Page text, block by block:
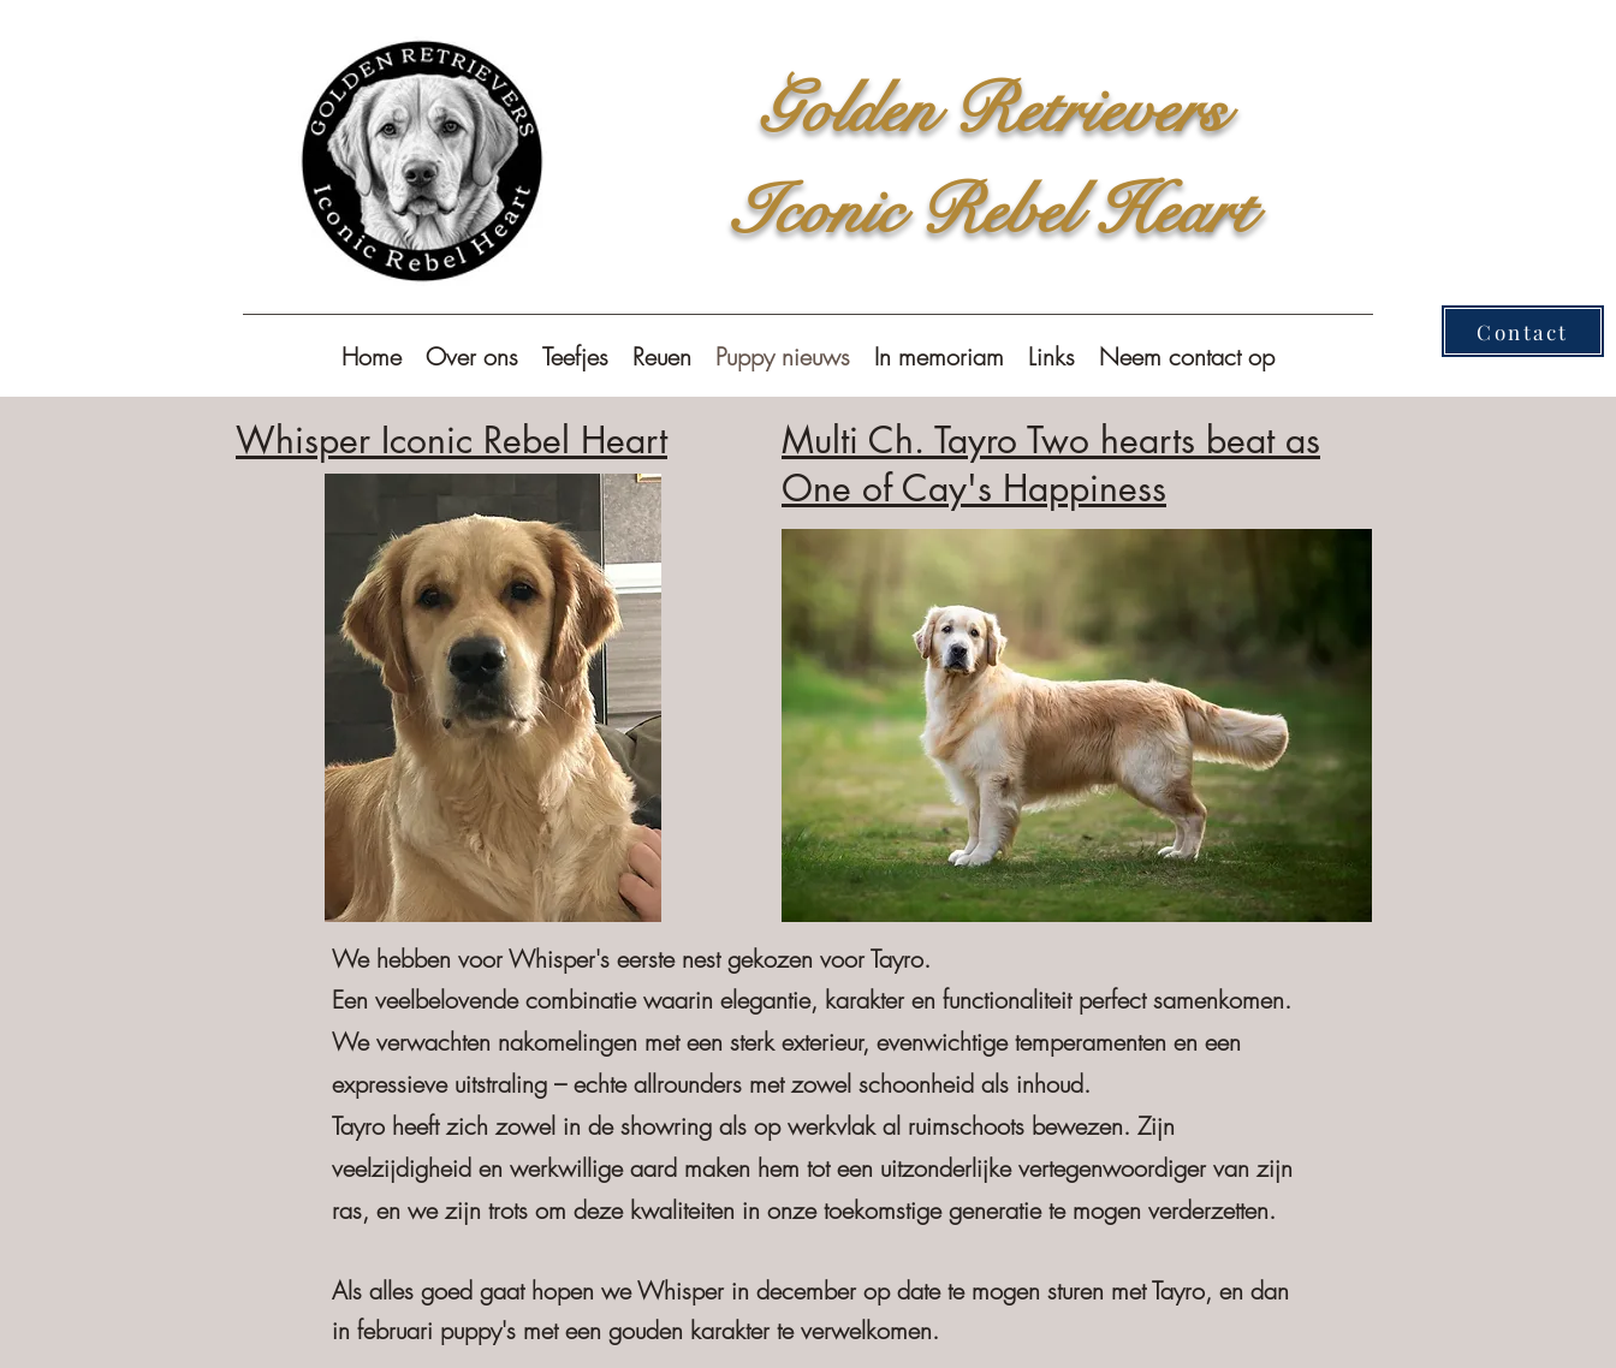
Golden Retrievers
Iconic Rebel Heart
Home Over ons Teefjes Reuen Puppy nieuws In memoriam Links Neem contact op
Contact
Whisper Iconic Rebel Heart
Multi Ch. Tayro Two hearts beat as
One of Cay's Happiness
We hebben voor Whisper's eerste nest gekozen voor Tayro.
Een veelbelovende combinatie waarin elegantie, karakter en functionaliteit perfect samenkomen.
We verwachten nakomelingen met een sterk exterieur, evenwichtige temperamenten en een
expressieve uitstraling – echte allrounders met zowel schoonheid als inhoud.
Tayro heeft zich zowel in de showring als op werkvlak al ruimschoots bewezen. Zijn
veelzijdigheid en werkwillige aard maken hem tot een uitzonderlijke vertegenwoordiger van zijn
ras, en we zijn trots om deze kwaliteiten in onze toekomstige generatie te mogen verderzetten.
Als alles goed gaat hopen we Whisper in december op date te mogen sturen met Tayro, en dan
in februari puppy's met een gouden karakter te verwelkomen.